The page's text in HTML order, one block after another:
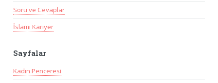
Soru ve Cevaplar
İslami Kariyer
Sayfalar
Kadın Penceresi